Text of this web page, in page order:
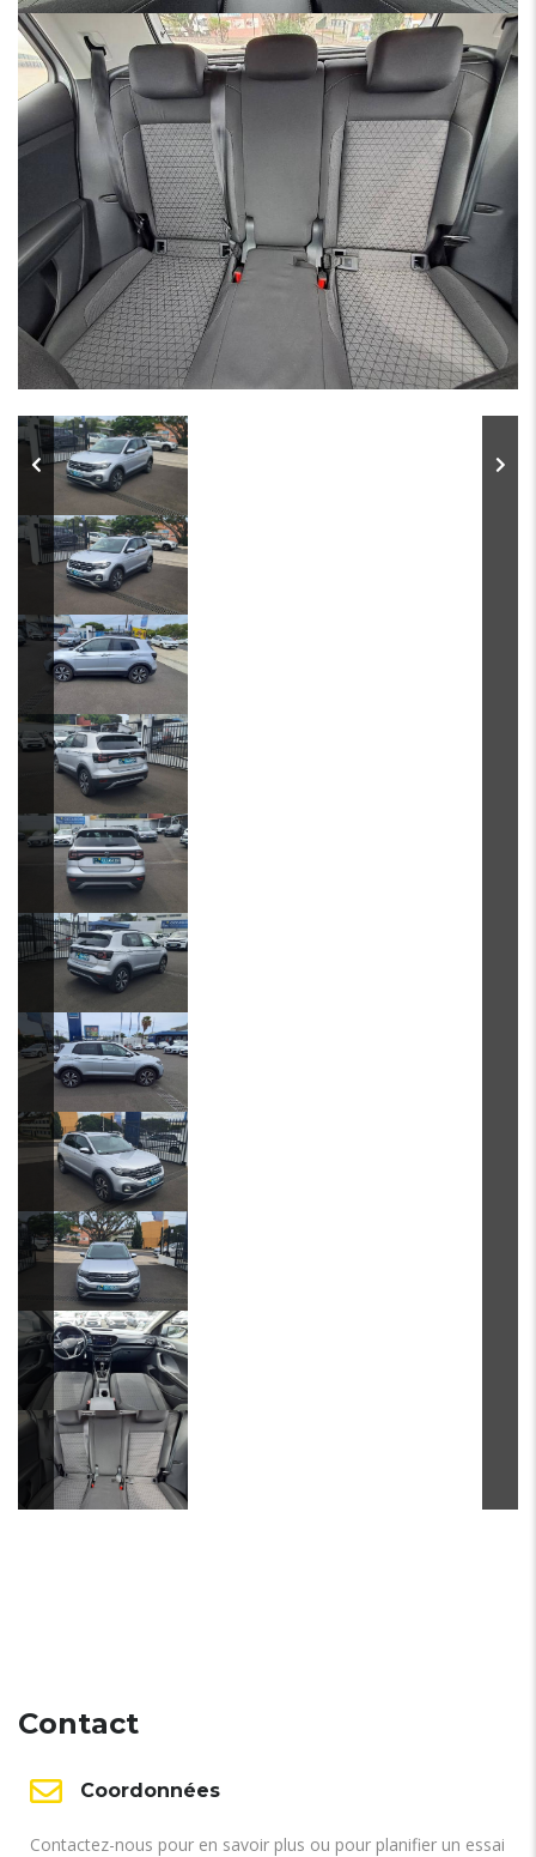
Contact
Coordonnées
Contactez-nous pour en savoir plus ou pour planifier un essai